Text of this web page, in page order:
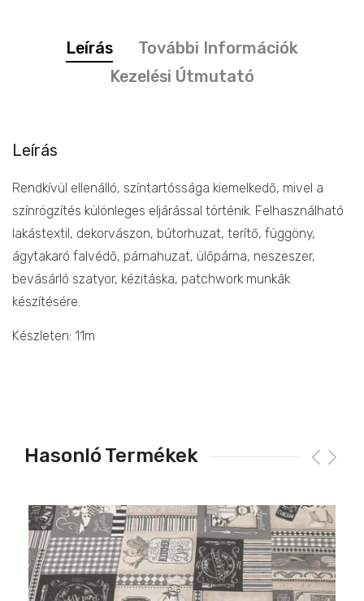
Leírás
További Információk
Kezelési Útmutató
Leírás
Rendkívül ellenálló, színtartóssága kiemelkedő, mivel a
színrögzítés különleges eljárással történik. Felhasználható
lakástextil, dekorvászon, bútorhuzat, terítő, függöny,
ágytakaró falvédő, párnahuzat, ülőpárna, neszeszer,
bevásárló szatyor, kézitáska, patchwork munkák
készítésére.
Készleten: 11m
Hasonló Termékek